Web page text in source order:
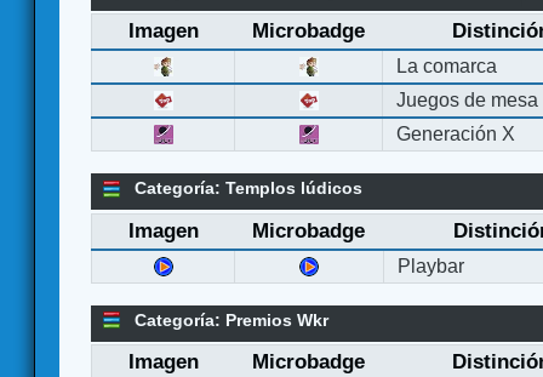
Imagen Microbadge
La comarca
Juegos de mesa
Generación X
Categoría: Templos lúdicos
Imagen Microbadge
Playbar
Categoría: Premios Wkr
Imagen Microbadge